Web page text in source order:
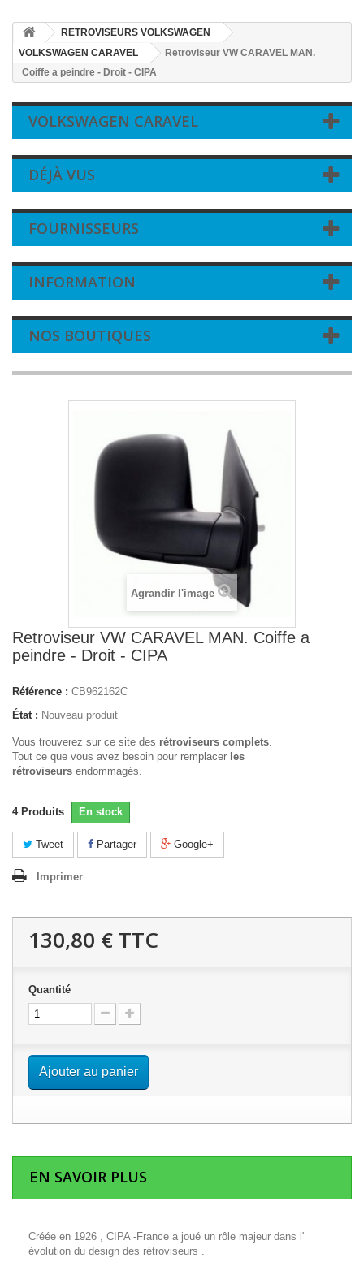
RETROVISEURS VOLKSWAGEN
VOLKSWAGEN CARAVEL
Retroviseur VW CARAVEL MAN.
Coiffe a peindre - Droit - CIPA
VOLKSWAGEN CARAVEL
DÉJÀ VUS
FOURNISSEURS
INFORMATION
NOS BOUTIQUES
Agrandir l'image
Retroviseur VW CARAVEL MAN. Coiffe a
peindre - Droit - CIPA
Référence : CB962162C
État : Nouveau produit
Vous trouverez sur ce site des rétroviseurs complets.
Tout ce que vous avez besoin pour remplacer les
rétroviseurs endommagés.
4 Produits En stock
Tweet Partager Google+
Imprimer
130,80 € TTC
Quantité
Ajouter au panier
EN SAVOIR PLUS
Créée en 1926 , CIPA -France a joué un rôle majeur dans l'
évolution du design des rétroviseurs .